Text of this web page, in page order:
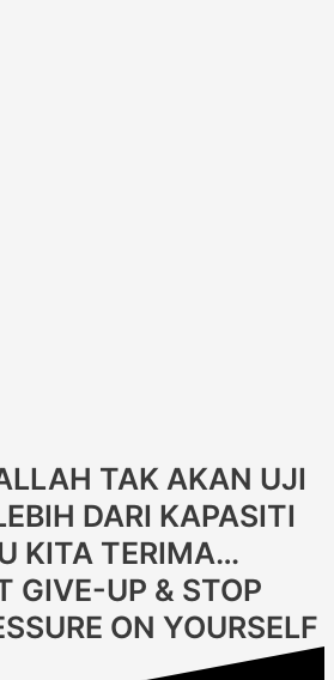
TAK AKAN UJI
DARI KAPASITI
KITA TERIMA…
GIVE-UP & STOP
ON YOURSELF